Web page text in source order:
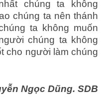
chúng ta không
chúng ta nên thánh
ta không muốn
chúng ta không
cho người làm chúng
Ngọc Dũng. SDB